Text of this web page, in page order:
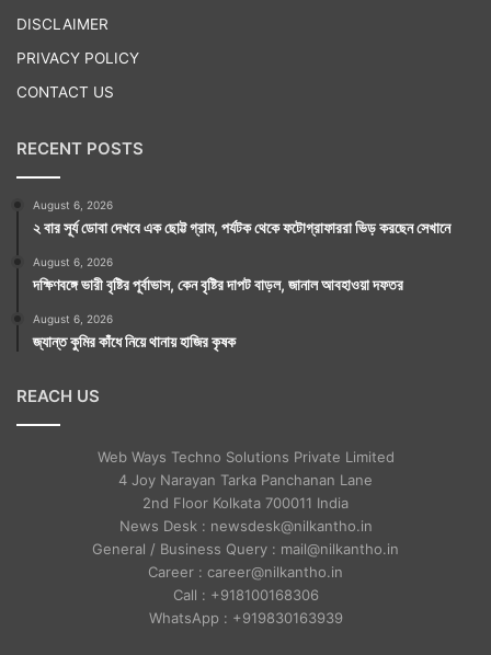
DISCLAIMER
PRIVACY POLICY
CONTACT US
RECENT POSTS
August 6, 2026
২ বার সূর্য ডোবা দেখবে এক ছোট্ট গ্রাম, পর্যটক থেকে ফটোগ্রাফাররা ভিড় করছেন সেখানে
August 6, 2026
দক্ষিণবঙ্গে ভারী বৃষ্টির পূর্বাভাস, কেন বৃষ্টির দাপট বাড়ল, জানাল আবহাওয়া দফতর
August 6, 2026
জ্যান্ত কুমির কাঁধে নিয়ে থানায় হাজির কৃষক
REACH US
Web Ways Techno Solutions Private Limited
4 Joy Narayan Tarka Panchanan Lane
2nd Floor Kolkata 700011 India
News Desk : newsdesk@nilkantho.in
General / Business Query : mail@nilkantho.in
Career : career@nilkantho.in
Call : +918100168306
WhatsApp : +919830163939